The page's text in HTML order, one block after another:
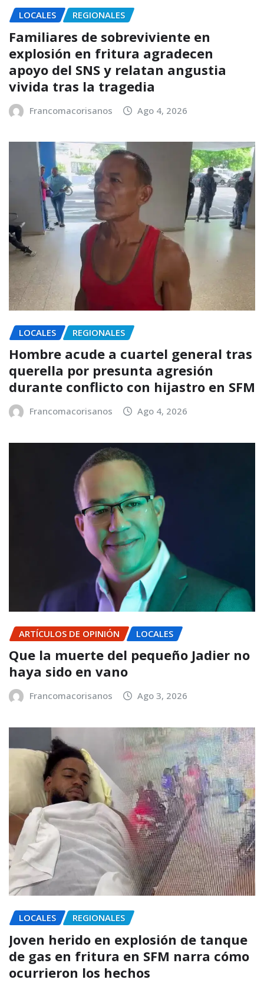
LOCALES REGIONALES
Familiares de sobreviviente en
explosión en fritura agradecen
apoyo del SNS y relatan angustia
vivida tras la tragedia
Francomacorisanos Ago 4, 2026
LOCALES REGIONALES
Hombre acude a cuartel general tras
querella por presunta agresión
durante conflicto con hijastro en SFM
Francomacorisanos Ago 4, 2026
ARTÍCULOS DE OPINIÓN LOCALES
Que la muerte del pequeño Jadier no
haya sido en vano
Francomacorisanos Ago 3, 2026
LOCALES REGIONALES
Joven herido en explosión de tanque
de gas en fritura en SFM narra cómo
ocurrieron los hechos